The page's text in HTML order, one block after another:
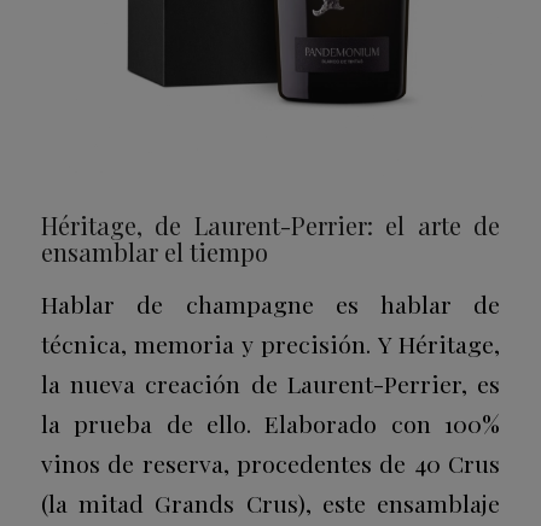
Héritage, de Laurent-Perrier: el arte de
ensamblar el tiempo
Hablar de champagne es hablar de
técnica, memoria y precisión. Y Héritage,
la nueva creación de Laurent-Perrier, es
la prueba de ello. Elaborado con 100%
vinos de reserva, procedentes de 40 Crus
(la mitad Grands Crus), este ensamblaje